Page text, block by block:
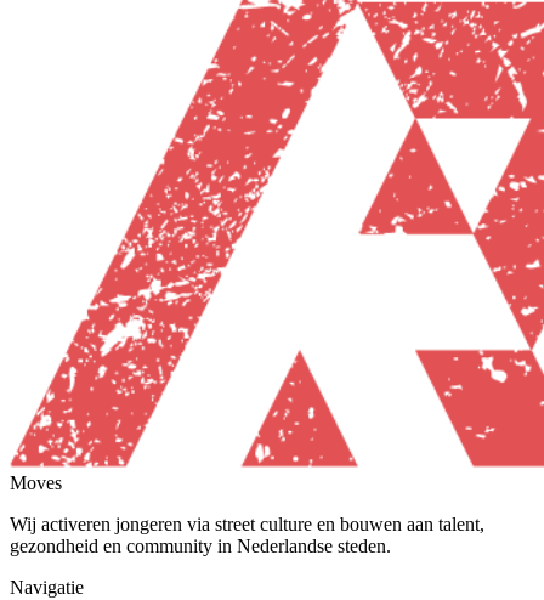
Moves
Wij activeren jongeren via street culture en bouwen aan talent,
gezondheid en community in Nederlandse steden.
Navigatie